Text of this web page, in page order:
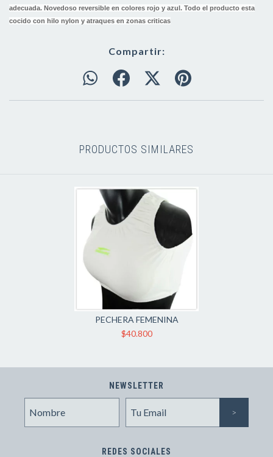
adecuada. Novedoso reversible en colores rojo y azul. Todo el producto esta
cocido con hilo nylon y atraques en zonas criticas
Compartir:
PRODUCTOS SIMILARES
PECHERA FEMENINA
$40.800
NEWSLETTER
REDES SOCIALES